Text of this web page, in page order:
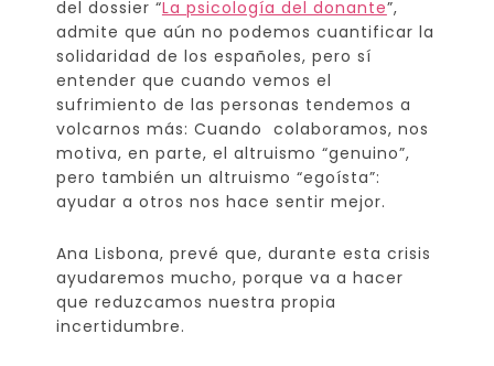
del dossier “La psicología del donante”,
admite que aún no podemos cuantificar la
solidaridad de los españoles, pero sí
entender que cuando vemos el
sufrimiento de las personas tendemos a
volcarnos más: Cuando colaboramos, nos
motiva, en parte, el altruismo “genuino”,
pero también un altruismo “egoísta”:
ayudar a otros nos hace sentir mejor.
Ana Lisbona, prevé que, durante esta crisis
ayudaremos mucho, porque va a hacer
que reduzcamos nuestra propia
incertidumbre.